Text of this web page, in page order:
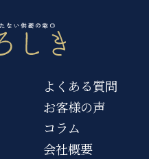
よくある質問
お客様の声
コラム
会社概要